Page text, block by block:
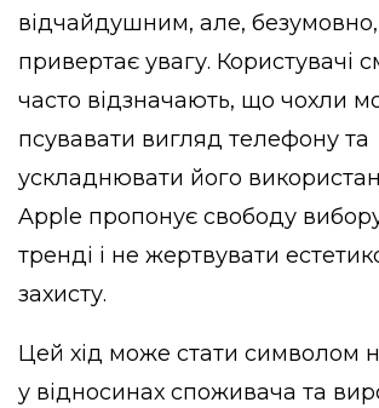
відчайдушним, але, безумовно,
привертає увагу. Користувачі
часто відзначають, що чохли
псувавати вигляд телефону та
ускладнювати його
Apple пропонує свободу
тренді і не жертвувати
захисту.
Цей хід може стати символом
у відносинах споживача та